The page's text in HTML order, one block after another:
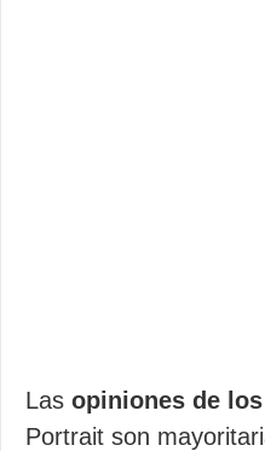
Las opiniones de
Portrait son